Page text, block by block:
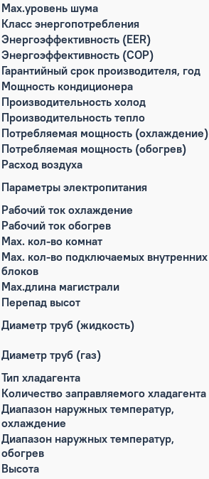
Max.уровень шума
Класс энергопотребления
Энергоэффективность (EER)
Энергоэффективность (COP)
Гарантийный срок производителя, год
Мощность кондиционера
Производительность холод
Производительность тепло
Потребляемая мощность (охлаждение)
Потребляемая мощность (обогрев)
Расход воздуха
Параметры электропитания
Рабочий ток охлаждение
Рабочий ток обогрев
Max. кол-во комнат
Max. кол-во подключаемых внутренних
блоков
Max.длина магистрали
Перепад высот
Диаметр труб (жидкость)
Диаметр труб (газ)
Тип хладагента
Количество заправляемого хладагента
Диапазон наружных температур,
охлаждение
Диапазон наружных температур,
обогрев
Высота